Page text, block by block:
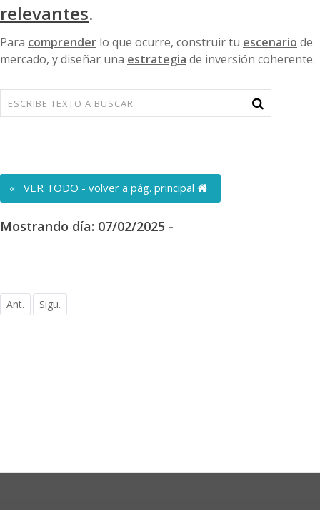
relevantes.
Para comprender lo que ocurre, construir tu escenario de
mercado, y diseñar una estrategia de inversión coherente.
« VER TODO - volver a pág. principal
Mostrando día: 07/02/2025 -
Ant. Sigu.